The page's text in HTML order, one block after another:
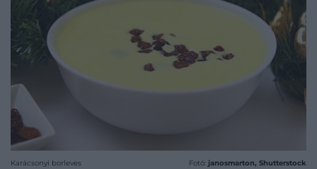
Karácsonyi borleves Fotó: janosmarton, Shutterstock